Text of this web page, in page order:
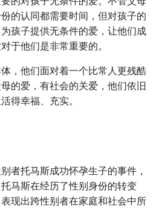
的认同都需要时间，但对孩子的
孩子提供无条件的爱，让他们成
于他们是非常重要的。
，他们面对着一个比常人更残酷
的爱，有社会的关爱，他们依旧
得幸福、充实。
者托马斯成功怀孕生子的事件，
马斯在经历了性别身份的转变
现出跨性别者在家庭和社会中所